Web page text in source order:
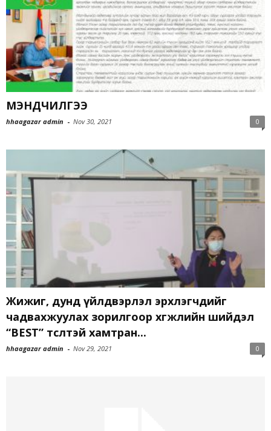
МЭНДЧИЛГЭЭ
hhaagazar admin - Nov 30, 2021 0
Жижиг, дунд үйлдвэрлэл эрхлэгчдийг
чадвахжуулах зорилгоор хөгжлийн шийдэл
“BEST” төсөлтэй хамтран...
hhaagazar admin - Nov 29, 2021 0